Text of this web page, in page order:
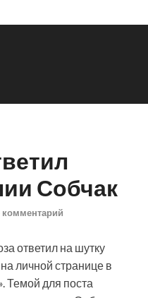
Собчак
комментарий
ответил на шутку
личной странице в
Темой для поста